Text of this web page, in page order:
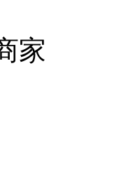
家